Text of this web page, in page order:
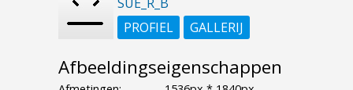
PROFIEL
GALLERIJ
Afbeeldingseigenschappen